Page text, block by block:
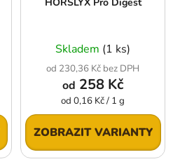
Skladem (1 ks)
od 230,36 Kč bez DPH
od 258 Kč
Měrná
cena:
od 0,16 Kč / 1 g
ZOBRAZIT VARIANTY